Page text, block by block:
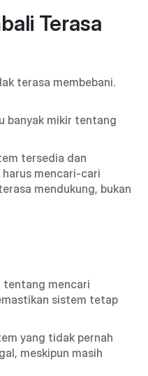
Terasa
terasa membebani.
banyak mikir tentang
tersedia dan
mencari-cari
mendukung, bukan
tentang mencari
sistem tetap
yang tidak pernah
meskipun masih